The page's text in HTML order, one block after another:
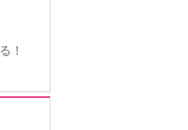
！